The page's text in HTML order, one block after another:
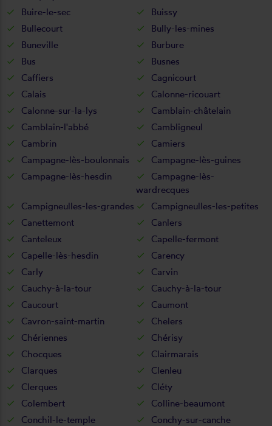
Buire-le-sec
Buissy
Bullecourt
Bully-les-mines
Buneville
Burbure
Bus
Busnes
Caffiers
Cagnicourt
Calais
Calonne-ricouart
Calonne-sur-la-lys
Camblain-châtelain
Camblain-l'abbé
Cambligneul
Cambrin
Camiers
Campagne-lès-boulonnais
Campagne-lès-guines
Campagne-lès-hesdin
Campagne-lès-
wardrecques
Campigneulles-les-grandes
Campigneulles-les-petites
Canettemont
Canlers
Canteleux
Capelle-fermont
Capelle-lès-hesdin
Carency
Carly
Carvin
Cauchy-à-la-tour
Cauchy-à-la-tour
Caucourt
Caumont
Cavron-saint-martin
Chelers
Chériennes
Chérisy
Chocques
Clairmarais
Clarques
Clenleu
Clerques
Cléty
Colembert
Colline-beaumont
Conchil-le-temple
Conchy-sur-canche